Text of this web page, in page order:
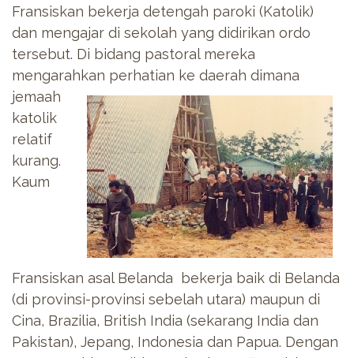
Fransiskan bekerja detengah paroki (Katolik)
dan mengajar di sekolah yang didirikan ordo
tersebut. Di bidang pastoral mereka
mengarahkan perhatian ke daerah dimana
jemaah
katolik
relatif
kurang.
Kaum
Fransiskan asal Belanda bekerja baik di Belanda
(di provinsi-provinsi sebelah utara) maupun di
Cina, Brazilia, British India (sekarang India dan
Pakistan), Jepang, Indonesia dan Papua. Dengan